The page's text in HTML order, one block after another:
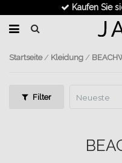
Kaufen Sie
Startseite/ Kleidung /
Filter Neueste